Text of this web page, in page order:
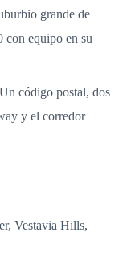
grande de
equipo en su
código postal, dos
y el corredor
Vestavia Hills,